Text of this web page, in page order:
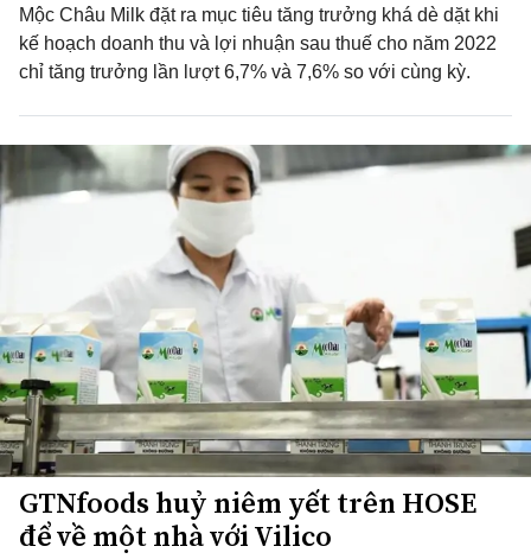
Mộc Châu Milk đặt ra mục tiêu tăng trưởng khá dè dặt khi
kế hoạch doanh thu và lợi nhuận sau thuế cho năm 2022
chỉ tăng trưởng lần lượt 6,7% và 7,6% so với cùng kỳ.
GTNfoods huỷ niêm yết trên HOSE
để về một nhà với Vilico